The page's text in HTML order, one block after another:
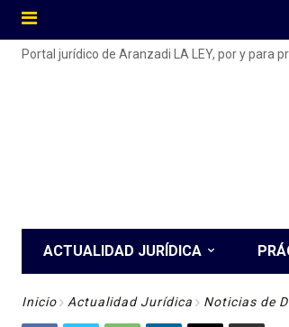
Portal jurídico de Aranzadi LA LEY, por y para
ACTUALIDAD JURÍDICA
Inicio Actualidad Jurídica Noticias de